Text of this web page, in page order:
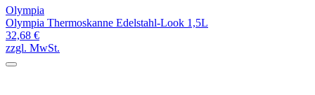
Olympia
Olympia Thermoskanne Edelstahl-Look 1,5L
32,68 €
zzgl. MwSt.